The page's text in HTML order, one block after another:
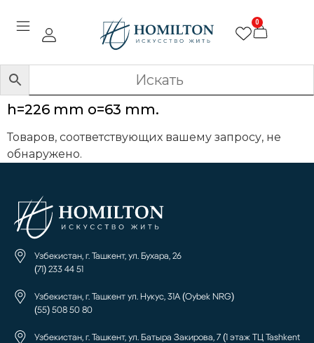
0
h=226 mm o=63 mm.
Товаров, соответствующих вашему запросу, не
обнаружено.
Узбекистан, г. Ташкент, ул. Бухара, 26
(71) 233 44 51
Узбекистан, г. Ташкент ул. Нукус, 31А (Oybek NRG)
(55) 508 50 80
Узбекистан, г. Ташкент, ул. Батыра Закирова, 7 (1 этаж ТЦ Tashkent